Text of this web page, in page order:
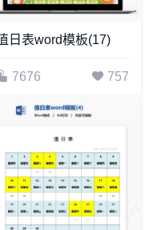
日表word模板(17)
7676 757